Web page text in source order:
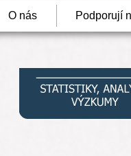
O nás Podporují